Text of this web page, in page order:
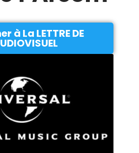
à La LETTRE DE